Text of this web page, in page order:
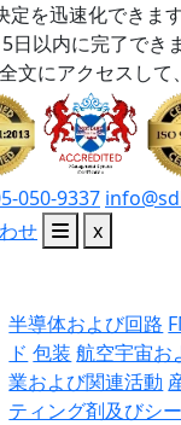
を迅速化できま
以内に完了できま
文にアクセスして
050-9337
せ
x
半導体および回路
ド 包装 航空宇宙お
業および関連活動
ティング剤及びシ